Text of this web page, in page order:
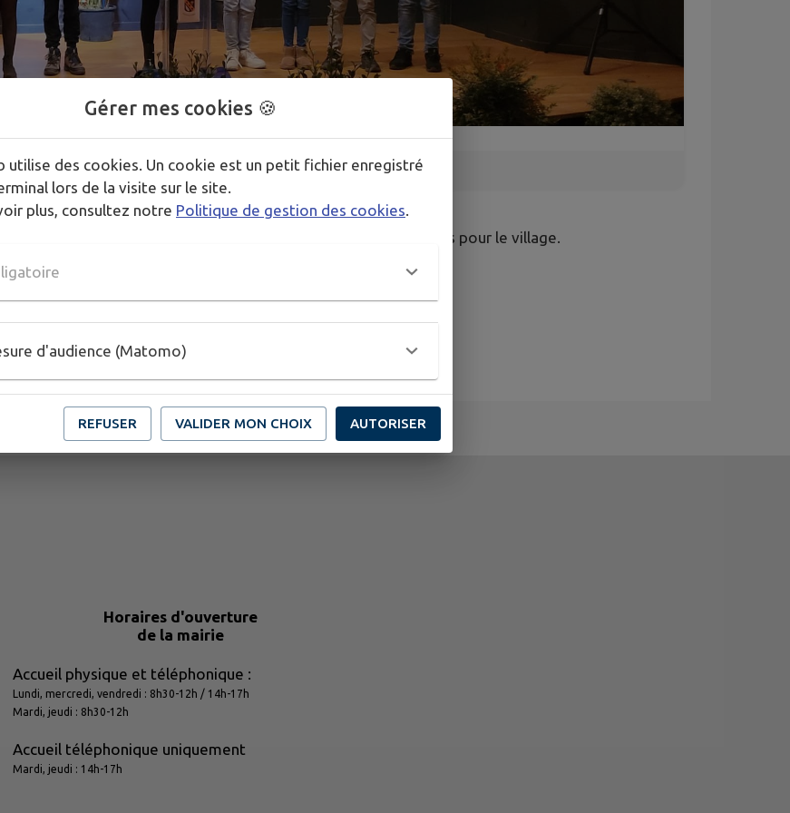
1/1
le CME se réunit plusieurs fois par an et développe des projets pour le village.
Horaires d'ouverture
de la mairie
Accueil physique et téléphonique :
Lundi, mercredi, vendredi : 8h30-12h / 14h-17h
Mardi, jeudi : 8h30-12h
Accueil téléphonique uniquement
Mardi, jeudi : 14h-17h
Gérer mes cookies 🍪
utilise des cookies. Un cookie est un petit fichier enregistré
lors de la visite sur le site.
plus, consultez notre Politique de gestion des cookies
d'audience (Matomo)
REFUSER VALIDER MON CHOIX AUTORISER